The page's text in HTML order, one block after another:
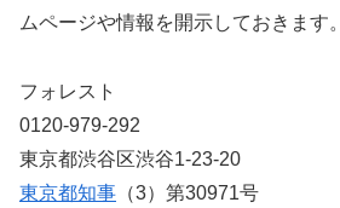
ムページや情報を開示しておきます。
フォレスト
0120-979-292
東京都渋谷区渋谷1-23-20
東京都知事 （3）第30971号